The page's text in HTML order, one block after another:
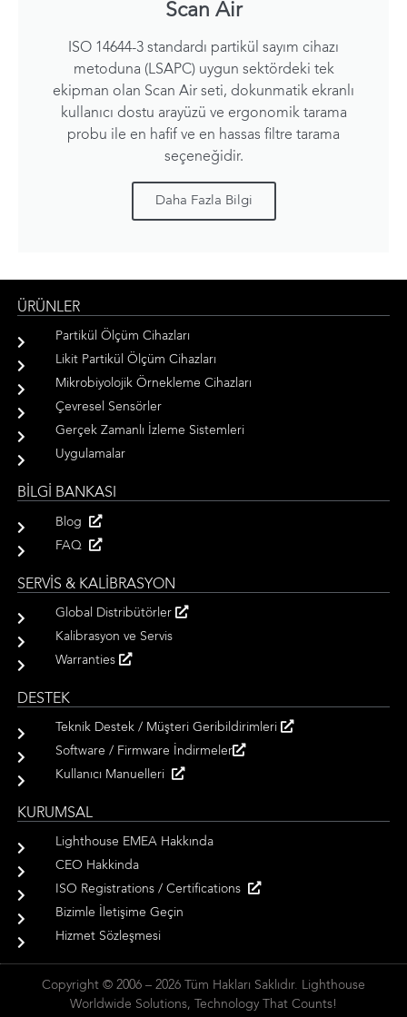
Scan Air
ISO 14644-3 standardı partikül sayım cihazı
metoduna (LSAPC) uygun sektördeki tek
ekipman olan Scan Air seti, dokunmatik ekranlı
kullanıcı dostu arayüzü ve ergonomik tarama
probu ile en hafif ve en hassas filtre tarama
seçeneğidir.
Daha Fazla Bilgi
ÜRÜNLER
Partikül Ölçüm Cihazları
Likit Partikül Ölçüm Cihazları
Mikrobiyolojik Örnekleme Cihazları
Çevresel Sensörler
Gerçek Zamanlı İzleme Sistemleri
Uygulamalar
BİLGİ BANKASI
Blog
FAQ
SERVİS & KALİBRASYON
Global Distribütörler
Kalibrasyon ve Servis
Warranties
DESTEK
Teknik Destek / Müşteri Geribildirimleri
Software / Firmware İndirmeler
Kullanıcı Manuelleri
KURUMSAL
Lighthouse EMEA Hakkında
CEO Hakkinda
ISO Registrations / Certifications
Bizimle İletişime Geçin
Hizmet Sözleşmesi
Copyright © 2006 – 2026 Tüm Hakları Saklıdır. Lighthouse
Worldwide Solutions, Technology That Counts!